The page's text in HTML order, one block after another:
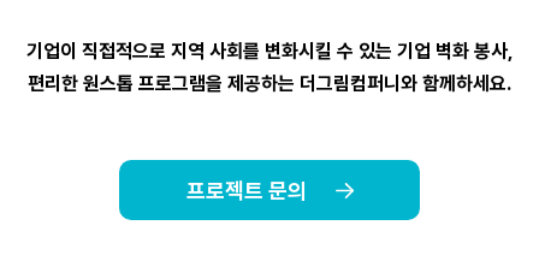
기업이 직접적으로 지역 사회를 변화시킬 수 있는 기업 벽화 봉사,
편리한 원스톱 프로그램을 제공하는 더그림컴퍼니와 함께하세요.
프로젝트 문의